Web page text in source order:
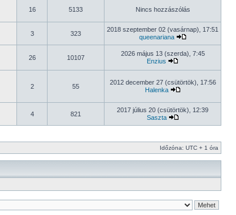
16 5133 Nincs hozzászólás
3 323
2018 szeptember 02 (vasárnap), 17:51
queenariana
26 10107
2026 május 13 (szerda), 7:45
Enzius
2 55
2012 december 27 (csütörtök), 17:56
Halenka
4 821
2017 július 20 (csütörtök), 12:39
Saszta
Időzóna: UTC + 1 óra